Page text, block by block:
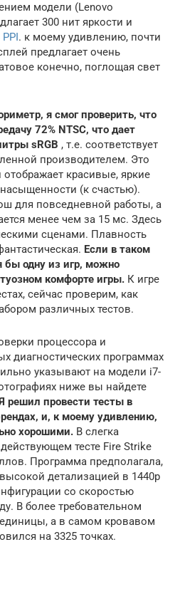
модели (Lenovo
300 нит яркости и
. к моему удивлению, почти
предлагает очень
конечно, поглощая свет
я смог проверить, что
72% NTSC, что дает
sRGB , т.е. соответствует
производителем. Это
красивые, яркие
(к счастью).
для повседневной работы, а
менее чем за 15 мс. Здесь
сценами. Плавность
Если в таком
бы одну из игр, можно
комфорте игры. К игре
сейчас проверим, как
различных тестов.
процессора и
диагностических программах
указывают на модели i7-
ниже вы найдете
решил провести тесты в
и, к моему удивлению,
хорошими. В слегка
тесте Fire Strike
Программа предполагала,
детализацией в 1440p
со скоростью
В более требовательном
а в самом кровавом
на 3325 точках.